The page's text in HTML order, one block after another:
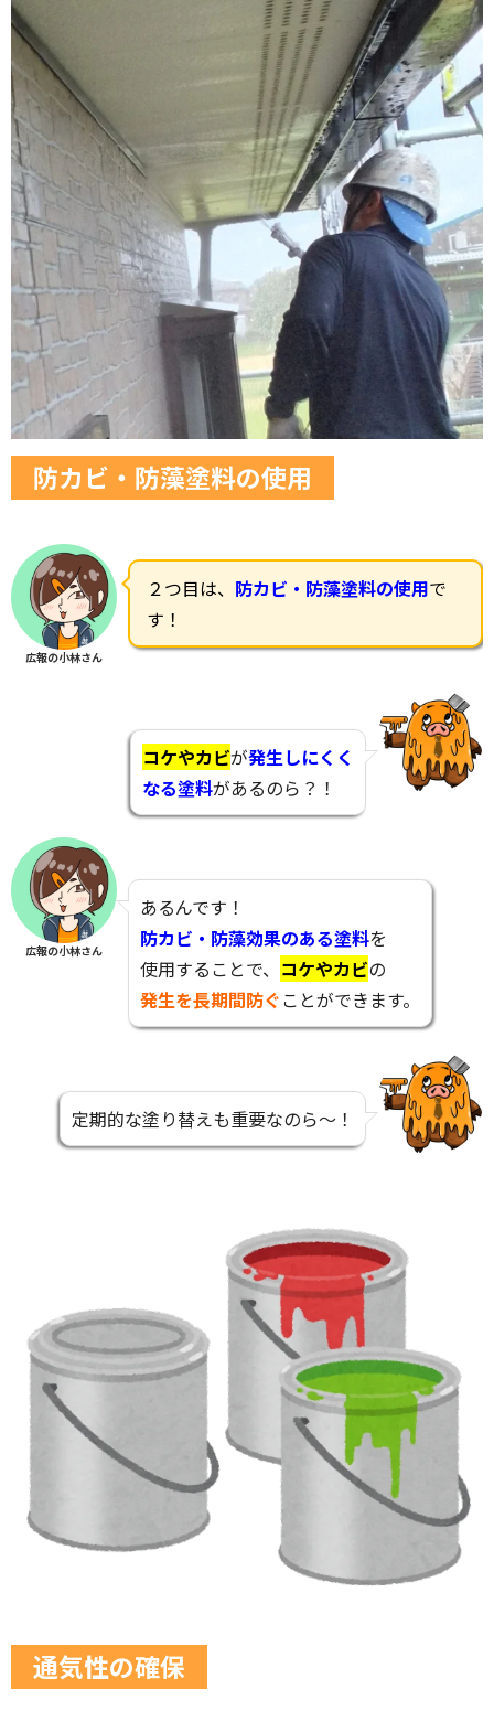
防カビ・防藻塗料の使用
広報の小林さん
２つ目は、 防カビ・防藻塗料の使用で
す！
コケやカビが発生しにくく
なる塗料があるのら？！
広報の小林さん
あるんです！
防カビ・防藻効果のある塗料を
使用することで、 コケやカビの
発生を長期間防ぐ ことができます。
定期的な塗り替えも重要なのら～！
通気性の確保